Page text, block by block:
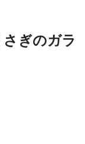
ぎのガラ